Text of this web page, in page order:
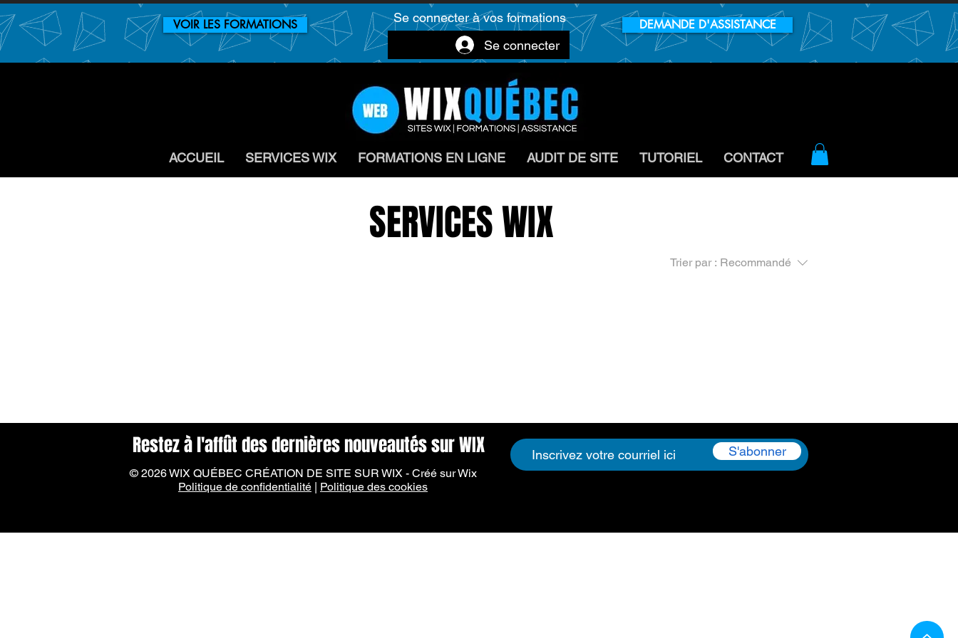
VOIR LES FORMATIONS
Se connecter à vos formations
Se connecter
DEMANDE D'ASSISTANCE
ACCUEIL SERVICES WIX FORMATIONS EN LIGNE AUDIT DE SITE TUTORIEL CONTACT
SERVICES WIX
Trier par : Recommandé
Restez à l'affût des dernières nouveautés sur WIX S'abonner
© 2026 WIX QUÉBEC CRÉATION DE SITE SUR WIX - Créé sur Wix
Politique de confidentialité | Politique des cookies